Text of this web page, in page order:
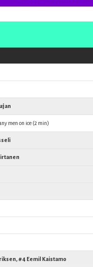
men on ice (2 min)
, #4 Eemil Kaistamo